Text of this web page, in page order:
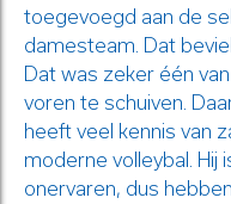
toegevoegd aan de
damesteam. Dat
Dat was zeker één
voren te schuiven.
heeft veel kennis van
moderne volleybal. Hij
onervaren, dus